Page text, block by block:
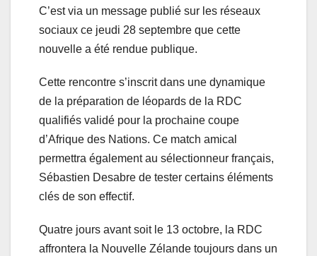
C’est via un message publié sur les réseaux
sociaux ce jeudi 28 septembre que cette
nouvelle a été rendue publique.
Cette rencontre s’inscrit dans une dynamique
de la préparation de léopards de la RDC
qualifiés validé pour la prochaine coupe
d’Afrique des Nations. Ce match amical
permettra également au sélectionneur français,
Sébastien Desabre de tester certains éléments
clés de son effectif.
Quatre jours avant soit le 13 octobre, la RDC
affrontera la Nouvelle Zélande toujours dans un